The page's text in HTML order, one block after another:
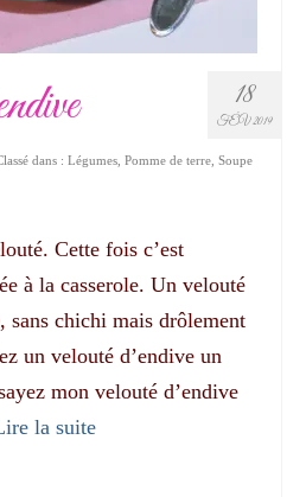
18
FÉV 2019
dans : Légumes Pomme de terre Soupe
Cette fois c’est
à la casserole. Un velouté
sans chichi mais drôlement
un velouté d’endive un
mon velouté d’endive
la suite­­